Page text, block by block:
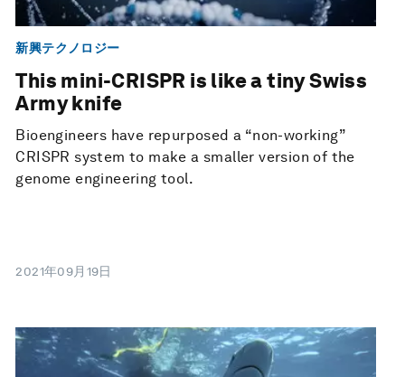
新興テクノロジー
This mini-CRISPR is like a tiny Swiss
Army knife
Bioengineers have repurposed a “non-working”
CRISPR system to make a smaller version of the
genome engineering tool.
2021年09月19日